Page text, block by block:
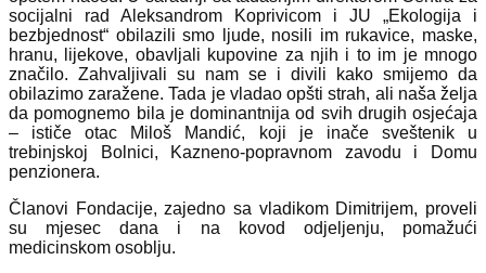
socijalni rad Aleksandrom Koprivicom i JU „Ekologija i
bezbjednost“ obilazili smo ljude, nosili im rukavice, maske,
hranu, lijekove, obavljali kupovine za njih i to im je mnogo
značilo. Zahvaljivali su nam se i divili kako smijemo da
obilazimo zaražene. Tada je vladao opšti strah, ali naša želja
da pomognemo bila je dominantnija od svih drugih osjećaja
– ističe otac Miloš Mandić, koji je inače sveštenik u
trebinjskoj Bolnici, Kazneno-popravnom zavodu i Domu
penzionera.
Članovi Fondacije, zajedno sa vladikom Dimitrijem, proveli
su mjesec dana i na kovod odjeljenju, pomažući
medicinskom osoblju.